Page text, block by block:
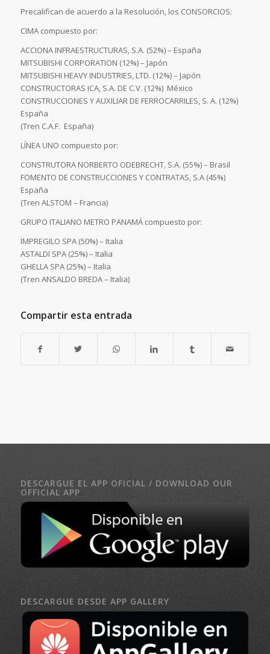
Precalifican de acuerdo a la Resolución, los CONSORCIOS:
CIMA compuesto por:
ACCIONA INFRAESTRUCTURAS, S.A. (52%) – España
MITSUBISHI CORPORATION (12%) – Japón
MITSUBISHI HEAVY INDUSTRIES, LTD. (12%) – Japón
CONSTRUCTORAS ICA, S.A. DE C.V. (12%)  México
CONSTRUCCIONES Y AUXILIAR DE FERROCARRILES, S. A. (12%) 
España
(Tren C.A.F.  España)
LÍNEA UNO compuesto por:
CONSTRUTORA NORBERTO ODEBRECHT, S.A. (55%) – Brasil
FOMENTO DE CONSTRUCCIONES Y CONTRATAS, S.A (45%) 
España
(Tren ALSTOM – Francia)
GRUPO ITALIANO METRO PANAMÁ compuesto por:
IMPREGILO SPA (50%) – Italia
ASTALDI SPA (25%) – Italia
GHELLA SPA (25%) – Italia
(Tren ANSALDO BREDA – Italia)
Compartir esta entrada
DESCARGUE EL APP OFICIAL / DOWNLOAD OUR
OFFICIAL APP
DESCARGUE DESDE APP GALLERY